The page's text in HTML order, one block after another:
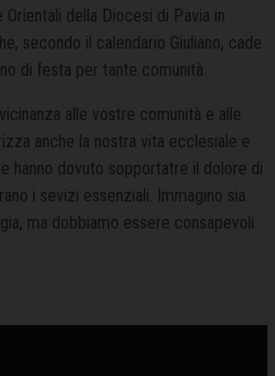
Orientali della Diocesi di Pavia in
secondo il calendario Giuliano, cade
di festa per tante comunità.
alle vostre comunità e alle
anche la nostra vita ecclesiale e
hanno dovuto sopportatre il dolore di
i sevizi essenziali. Immagino sia
ma dobbiamo essere consapevoli